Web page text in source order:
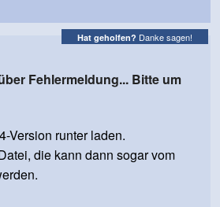
Hat geholfen? Danke sagen!
Fehlermeldung... Bitte um
Version runter laden.
die kann dann sogar vom